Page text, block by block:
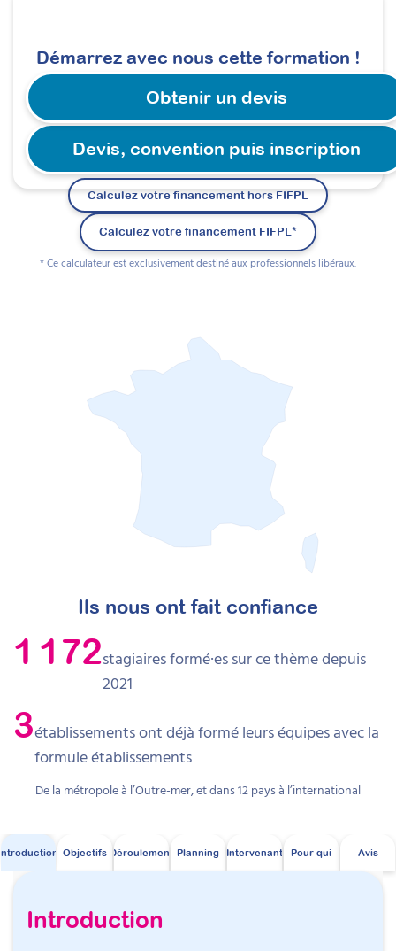
Licence sciences de l’éducation et de la
formation – RNCP 38185
BTS Économie sociale et familiale – RNCP
36938
Technicien de l’intervention sociale et
familiale (DE TISF) – RNCP 39680
Démarrez avec nous cette formation !
Devis, convention puis inscription
Obtenir un devis
Calculez votre financement hors FIFPL
Calculez votre financement FIFPL*
* Ce calculateur est exclusivement destiné aux professionnels libéraux.
Ils nous ont fait confiance
1 172stagiaires formé·es sur ce thème depuis
2021
3établissements ont déjà formé leurs équipes avec la
formule établissements
De la métropole à l’Outre-mer, et dans 12 pays à l’international
Objectifs Déroulement Planning Intervenant Pour qui Avis
Introduction